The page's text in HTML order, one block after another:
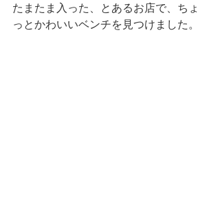
たまたま入った、とあるお店で、ちょ
っとかわいいベンチを見つけました。